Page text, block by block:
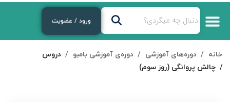
ورود / عضویت
خانه دوره‌های آموزشی دوره‌ی آموزشی بامبو
دروس
چالش پروانگی (روز سوم)